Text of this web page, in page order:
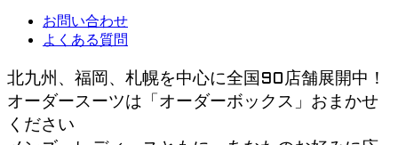
お問い合わせ
よくある質問
北九州、福岡、札幌を中心に全国90店舗展開中！
オーダースーツは「オーダーボックス」おまかせ
ください